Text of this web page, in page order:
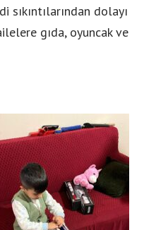
dolayı
gıda, oyuncak ve